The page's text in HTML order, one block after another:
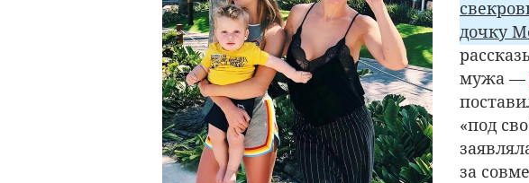
дочку
мужа —
«под
за